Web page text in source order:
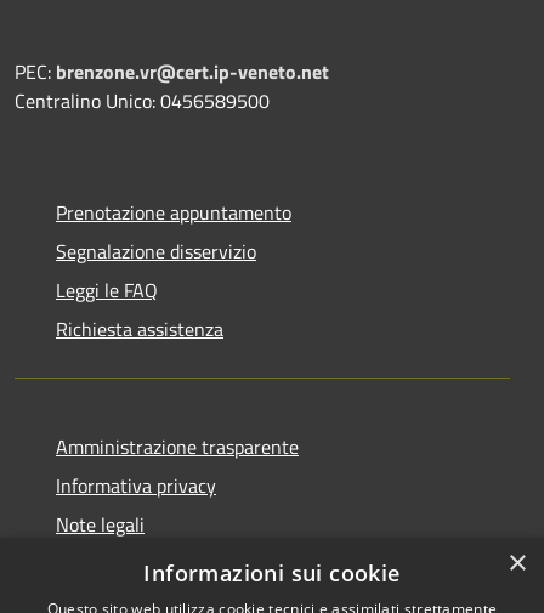
PEC: brenzone.vr@cert.ip-veneto.net
Centralino Unico: 0456589500
Prenotazione appuntamento
Segnalazione disservizio
Leggi le FAQ
Richiesta assistenza
Amministrazione trasparente
Informativa privacy
Note legali
Dichiarazione di accessibilità
×
Informazioni sui cookie
Questo sito web utilizza cookie tecnici e assimilati strettamente